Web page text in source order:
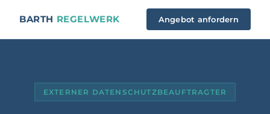
BARTH REGELWERK Angebot anfordern
EXTERNER DATENSCHUTZBEAUFTRAGTER